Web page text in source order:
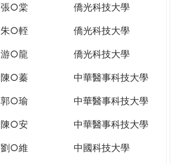
張○棠
僑光科技大學
朱○輊
僑光科技大學
游○龍
僑光科技大學
陳○蓁
中華醫事科技大學
郭○瑜
中華醫事科技大學
陳○安
中華醫事科技大學
劉○維
中國科技大學